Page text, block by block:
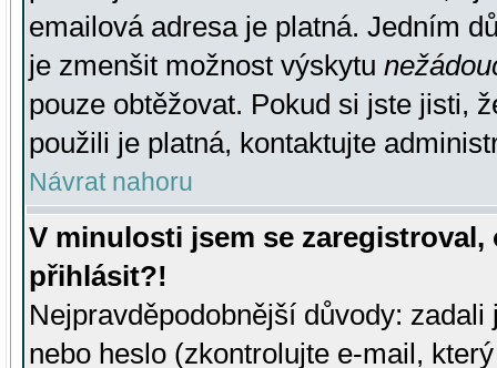
emailová adresa je platná. Jedním
je zmenšit možnost výskytu
pouze obtěžovat. Pokud si jste jisti,
použili je platná, kontaktujte
Návrat nahoru
V minulosti jsem se
přihlásit?!
Nejpravděpodobnější důvody:
nebo heslo (zkontrolujte e-mail,